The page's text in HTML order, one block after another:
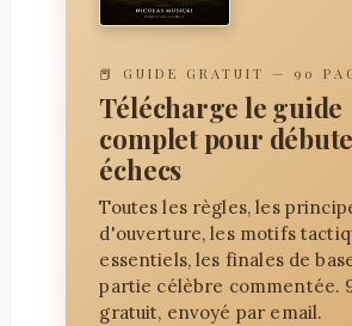
📕 GUIDE GRATUIT — 90
Télécharge le guide
complet pour
échecs
Toutes les règles, les
d'ouverture, les motifs
essentiels, les finales de
partie célèbre commentée.
gratuit, envoyé par email.